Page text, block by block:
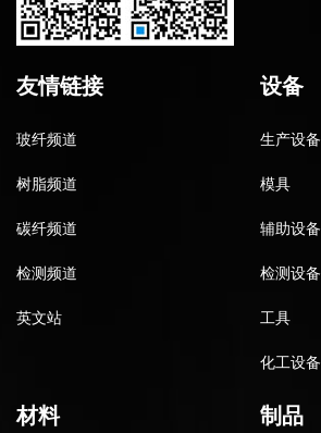
友情链接
玻纤频道
树脂频道
碳纤频道
检测频道
英文站
设备
生产设备
模具
辅助设备
检测设备
工具
化工设备
材料 制品